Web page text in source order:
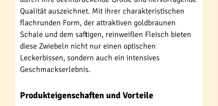
Qualität auszeichnet. Mit ihrer charakteristischen
flachrunden Form, der attraktiven goldbraunen
Schale und dem saftigen, reinweißen Fleisch bieten
diese Zwiebeln nicht nur einen optischen
Leckerbissen, sondern auch ein intensives
Geschmackserlebnis.
Produkteigenschaften und Vorteile